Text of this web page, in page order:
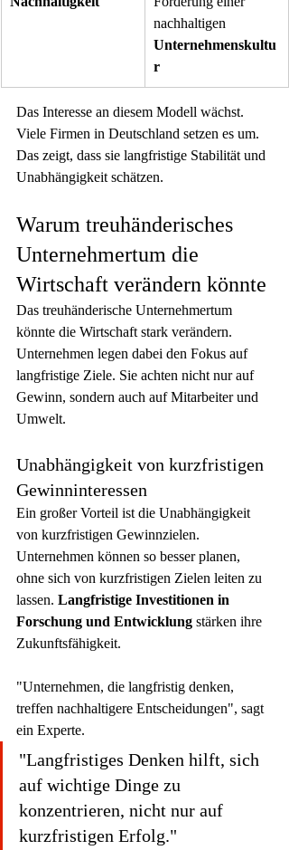
nachhaltigen
Unternehmenskultu
r
Das Interesse an diesem Modell wächst.
Viele Firmen in Deutschland setzen es um.
Das zeigt, dass sie langfristige Stabilität und
Unabhängigkeit schätzen.
Warum treuhänderisches
Unternehmertum die
Wirtschaft verändern könnte
Das treuhänderische Unternehmertum
könnte die Wirtschaft stark verändern.
Unternehmen legen dabei den Fokus auf
langfristige Ziele. Sie achten nicht nur auf
Gewinn, sondern auch auf Mitarbeiter und
Umwelt.
Unabhängigkeit von kurzfristigen
Gewinninteressen
Ein großer Vorteil ist die Unabhängigkeit
von kurzfristigen Gewinnzielen.
Unternehmen können so besser planen,
ohne sich von kurzfristigen Zielen leiten zu
lassen. Langfristige Investitionen in
Forschung und Entwicklung stärken ihre
Zukunftsfähigkeit.
"Unternehmen, die langfristig denken,
treffen nachhaltigere Entscheidungen", sagt
ein Experte.
"Langfristiges Denken hilft, sich
auf wichtige Dinge zu
konzentrieren, nicht nur auf
kurzfristigen Erfolg."